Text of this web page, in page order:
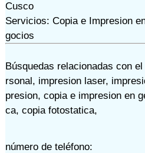
Cusco
Servicios: Copia e Impresion
gocios
Búsquedas relacionadas con el
rsonal, impresion laser,
presion, copia e impresion en
ca, copia fotostatica,
número de teléfono: